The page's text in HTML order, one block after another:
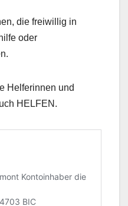
die freiwillig in
oder
Helferinnen und
HELFEN.